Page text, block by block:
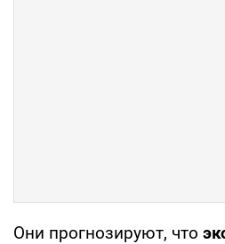
Они прогнозируют, что